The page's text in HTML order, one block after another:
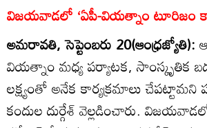
విజయవాడలో ‘ఏపీ-వియత్నాం టూరిజం
అమరావతి, సెప్టెంబరు 20(ఆంధ్రజ్యోతి):
వియత్నాం మధ్య పర్యాటక, సాంస్కృతిక
లక్ష్యంతో అనేక కార్యక్రమాలు
కందుల దుర్గేశ్‌ వెల్లడించారు.